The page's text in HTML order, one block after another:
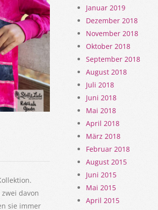
davon
sie immer
Januar 2019
Dezember 2018
November 2018
Oktober 2018
September 2018
August 2018
Juli 2018
Juni 2018
Mai 2018
April 2018
März 2018
Februar 2018
August 2015
Juni 2015
Mai 2015
April 2015